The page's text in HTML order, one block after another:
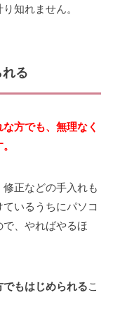
知れません。
る
方でも、無理なく
正などの手入れも
いるうちにパソコ
、やればやるほ
もはじめられるこ